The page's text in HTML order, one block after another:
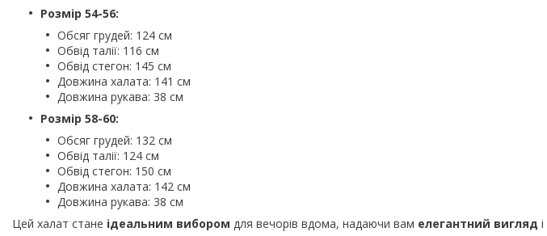
Розмір 54-56:
Обсяг грудей: 124 см
Обвід талії: 116 см
Обвід стегон: 145 см
Довжина халата: 141 см
Довжина рукава: 38 см
Розмір 58-60:
Обсяг грудей: 132 см
Обвід талії: 124 см
Обвід стегон: 150 см
Довжина халата: 142 см
Довжина рукава: 38 см
Цей халат стане ідеальним вибором для вечорів вдома, надаючи вам елегантний вигляд і